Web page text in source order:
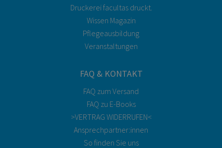
Druckerei facultas druckt.
Wissen Magazin
Pflegeausbildung
Veranstaltungen
FAQ & KONTAKT
FAQ zum Versand
FAQ zu E-Books
>VERTRAG WIDERRUFEN<
Ansprechpartner:innen
So finden Sie uns